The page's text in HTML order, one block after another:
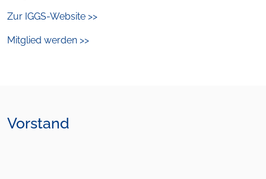
Zur IGGS-Website >>
Mitglied werden >>
Vorstand